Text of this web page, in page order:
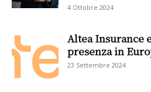
4 Ottobre 2024
Altea Insurance
presenza in
23 Settembre 2024